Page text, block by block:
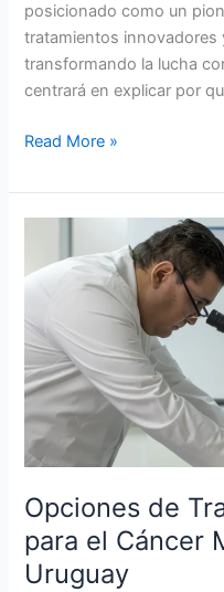
posicionado como un
tratamientos innovadores
transformando la lucha
centrará en explicar por
Read More »
Opciones de
para el Cáncer
Uruguay
Tratamiento
Avanzado
para
el
Cáncer
Metastásico
en
Uruguay